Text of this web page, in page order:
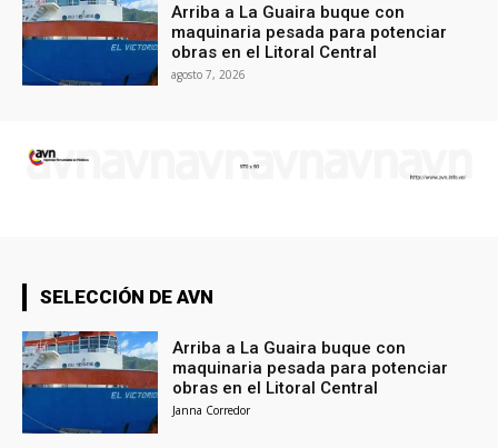
Arriba a La Guaira buque con
maquinaria pesada para potenciar
obras en el Litoral Central
agosto 7, 2026
SELECCIÓN DE AVN
Arriba a La Guaira buque con
maquinaria pesada para potenciar
obras en el Litoral Central
Janna Corredor